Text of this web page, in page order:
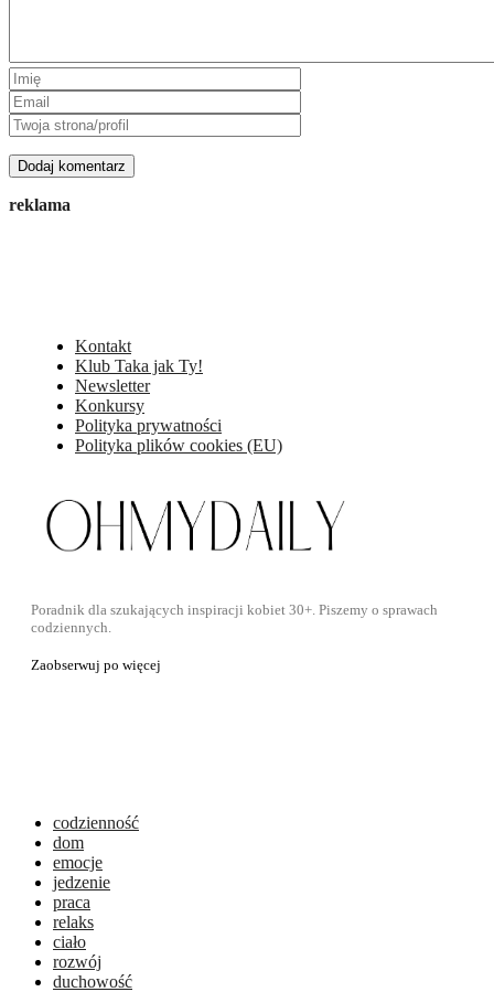
reklama
Kontakt
Klub Taka jak Ty!
Newsletter
Konkursy
Polityka prywatności
Polityka plików cookies (EU)
Poradnik dla szukających inspiracji kobiet 30+. Piszemy o sprawach
codziennych.
Zaobserwuj po więcej
codzienność
dom
emocje
jedzenie
praca
relaks
ciało
rozwój
duchowość